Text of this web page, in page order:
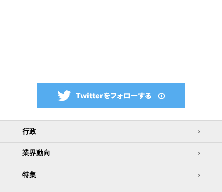
行政
業界動向
特集